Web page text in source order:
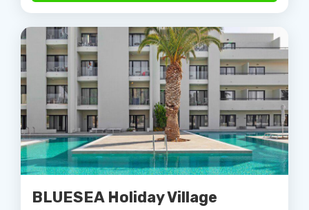
BLUESEA Holiday Village